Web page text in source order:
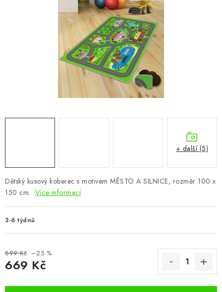
CHOVATELSKÉ POTŘEBY
DOPLŇKY A DEKORACE
OSTATNÍ
VÝPRODEJ
Vše o nákupu Info
Dětský kusový koberec s motivem MĚSTO A SILNICE, rozměr 100 x
150 cm. Více informací
3-6 týdnů
899 Kč –25 %
669 Kč
+ další (5)